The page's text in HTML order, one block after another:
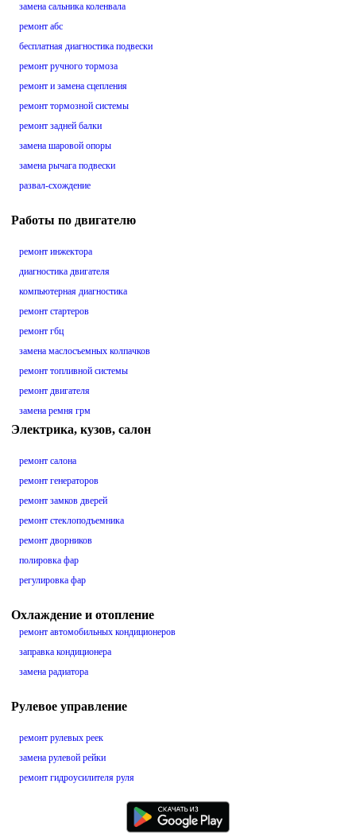
замена сальника коленвала
ремонт абс
бесплатная диагностика подвески
ремонт ручного тормоза
ремонт и замена сцепления
ремонт тормозной системы
ремонт задней балки
замена шаровой опоры
замена рычага подвески
развал-схождение
Работы по двигателю
ремонт инжектора
диагностика двигателя
компьютерная диагностика
ремонт стартеров
ремонт гбц
замена маслосъемных колпачков
ремонт топливной системы
ремонт двигателя
замена ремня грм
Электрика, кузов, салон
ремонт салона
ремонт генераторов
ремонт замков дверей
ремонт стеклоподъемника
ремонт дворников
полировка фар
регулировка фар
Охлаждение и отопление
ремонт автомобильных кондиционеров
заправка кондиционера
замена радиатора
Рулевое управление
ремонт рулевых реек
замена рулевой рейки
ремонт гидроусилителя руля